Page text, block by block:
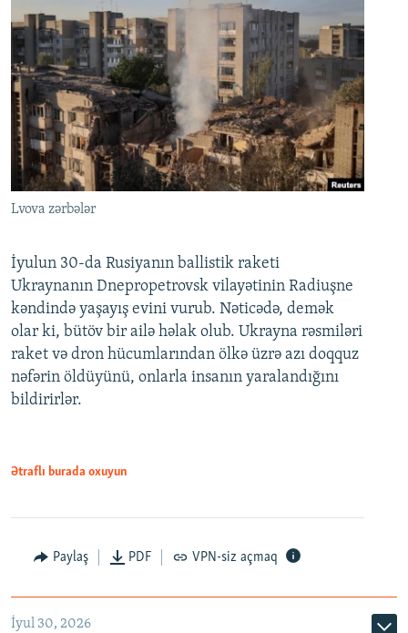
Lvova zərbələr
İyulun 30-da Rusiyanın ballistik raketi
Ukraynanın Dnepropetrovsk vilayətinin Radiuşne
kəndində yaşayış evini vurub. Nəticədə, demək
olar ki, bütöv bir ailə həlak olub. Ukrayna rəsmiləri
raket və dron hücumlarından ölkə üzrə azı doqquz
nəfərin öldüyünü, onlarla insanın yaralandığını
bildirirlər.
Ətraflı burada oxuyun
Paylaş PDF VPN-siz açmaq
İyul 30, 2026